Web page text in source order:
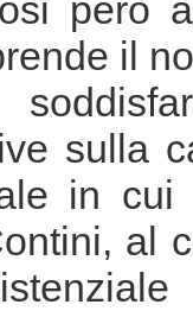
però
il
sulla
in
al